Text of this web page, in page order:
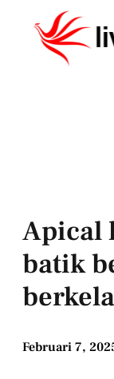
Apical
batik
Februari 7,